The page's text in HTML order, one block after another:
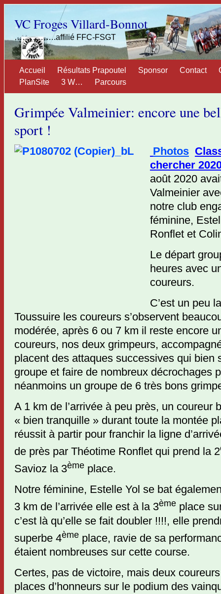
VC Froges Villard-Bonnot
…………….affilié FFC-FSGT
Accueil Résultats Prapoutel Sponsor Contact
PlanSite
3 W… Parcours
Grimpée Valmeinier: encore une
sport !
Photos
chercher
août 2020
Valmeinier
notre club
féminine,
Ronflet et
Le départ
heures avec
coureurs.
C’est un peu
Toussuire les coureurs s’observent
modérée, après 6 ou 7 km il reste encore
coureurs, nos deux grimpeurs,
placent des attaques successives qui bien
groupe et faire de nombreux décrochages
néanmoins un groupe de 6 très bons
A 1 km de l’arrivée à peu près, un coureur
« bien tranquille » durant toute la montée
réussit à partir pour franchir la ligne
de près par Théotime Ronflet qui prend la 2
Savioz la 3ème place.
Notre féminine, Estelle Yol se bat
3 km de l’arrivée elle est à la 3ème place
c’est là qu’elle se fait doubler !!!!, elle
superbe 4ème place, ravie de sa
étaient nombreuses sur cette course.
Certes, pas de victoire, mais deux
places d’honneurs sur le podium des